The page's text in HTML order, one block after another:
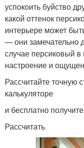
успокоить буйство
какой оттенок
интерьере может
— они замечательно
случае персиковый
настроение и
Рассчитайте точную
калькуляторе
и бесплатно
Рассчитать